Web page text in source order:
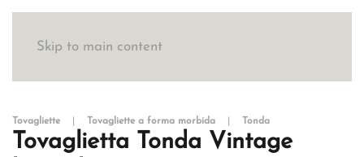
Skip to main content
Tovagliette Tovagliette a forma morbida Tonda
Tovaglietta Tonda Vintage